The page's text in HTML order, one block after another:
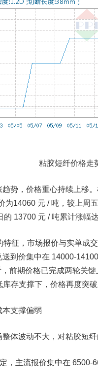
粘胶短纤价格走
势，价格重心持续上移
为14060 元 / 吨，较上周
的 13700 元 / 吨累计涨幅
特征，市场报价与实单成
到价集中在 14000-
前期价格已完成两轮关
存支撑下，价格再度突
本支撑偏弱
体波动不大，对粘胶短
主流报价集中在 6500-